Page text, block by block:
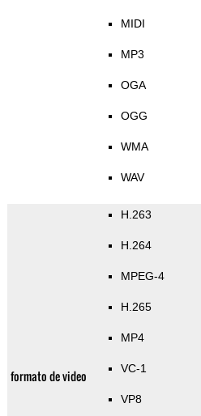
MIDI
MP3
OGA
OGG
WMA
WAV
formato de video
H.263
H.264
MPEG-4
H.265
MP4
VC-1
VP8